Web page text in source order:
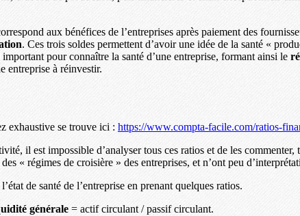
aux bénéfices de l’entreprises après paiement des
. Ces trois soldes permettent d’avoir une idée de la santé «
pour connaître la santé d’une entreprise, formant ainsi le
entreprise à réinvestir.
exhaustive se trouve ici : https://www.compta-facile.com/ratios-
il est impossible d’analyser tous ces ratios et de les
« régimes de croisière » des entreprises, et n’ont peu
de santé de l’entreprise en prenant quelques ratios.
générale = actif circulant / passif circulant.